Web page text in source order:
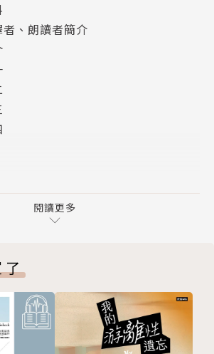
一合作】
日美子 封面繪製
典紀念版
活呼吸，
、情思及妒忌而生的異常，
蟲蟻蠕動肌膚，教人喘不過氣。
、朗讀者簡介
閱讀更多
了